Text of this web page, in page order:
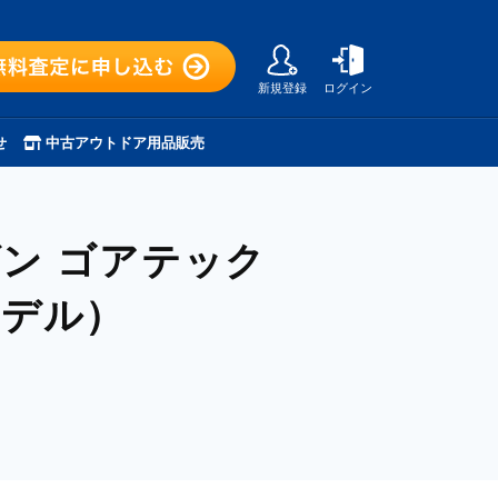
新規登録 ログイン
中古アウトドア用品販売
ゴアテック
ル）